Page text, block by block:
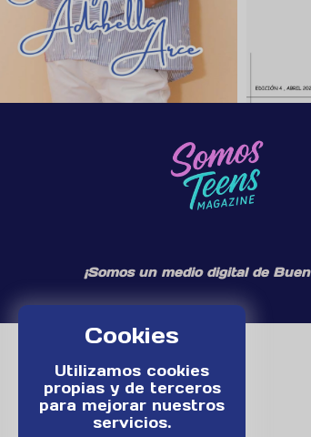
Cookies
Utilizamos cookies
propias y de terceros
para mejorar nuestros
servicios.
¡Somos un medio digital de